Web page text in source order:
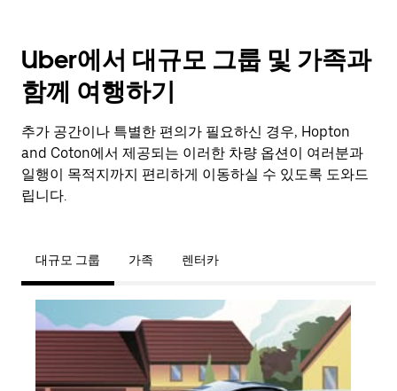
Uber에서 대규모 그룹 및 가족과
함께 여행하기
추가 공간이나 특별한 편의가 필요하신 경우, Hopton
and Coton에서 제공되는 이러한 차량 옵션이 여러분과
일행이 목적지까지 편리하게 이동하실 수 있도록 도와드
립니다.
대규모 그룹 가족 렌터카